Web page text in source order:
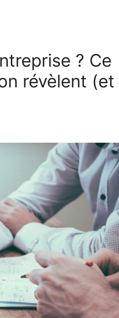
? Ce
révèlent (et